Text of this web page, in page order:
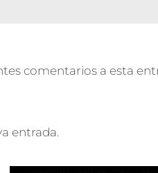
comentarios a esta
entrada.